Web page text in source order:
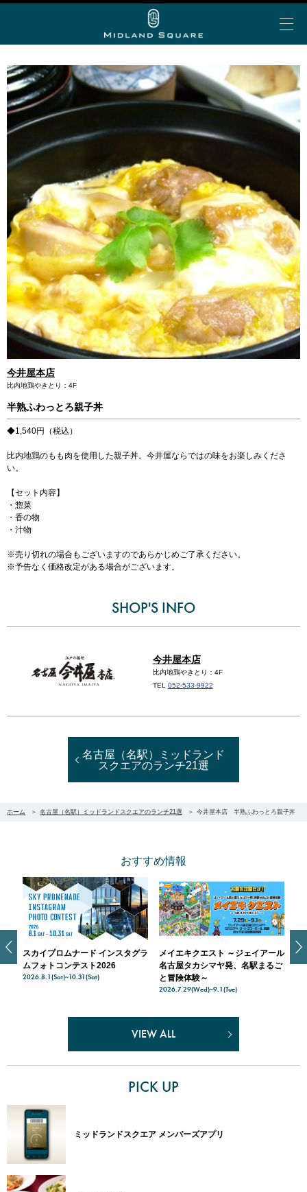
イベント＆トピックス
お知らせ
ビアガーデン
My Story vol.69 デジタ
ルブック
アトリウムコンサート
ミッドランド 夏グルメ
ミッドランド ランチ
ミッドランド 会食・接待
こだわりの手土産
半券de得シネマ＆ゴールド/プラチナ会員限定サービ
ス
大人のブライダル
Web MyStory
ミッドランド スクエア プレミアムマガジンにWeb版
が登場しました！
広報ブログ
イベント情報、ショップ最新情報を中心に様々な角度
からミッドランドを綴ってまいります。
ショップ＆レストランを探す
フロアで探す
カテゴリで探す
50音で探す
ショップ＆レストラン最新情報
ショップ&レストラン
ミッドランド スクエア シネマ
トヨタ自動車ショールーム
スカイプロムナード
スカイホールそら
ミッドランドホール・会議室
展示アート
銀行・証券・ATM 旅行代理店
クリニック
その他オフィス
公共交通機関でお越しの方
車でお越しの方
空港からお越しの方
自転車でお越しの方
駐車場・駐輪場
パブリックサービス
駐車場・駐輪場
エレベーター・エスカレーター
トップ
ランク別サービス内容
ご登録手順
Q＆A（よくあるご質問）
お問い合わせ
総合インフォメーション
イベントスペース
取材・プレスリリース
店舗スタッフ募集
その他お問い合わせ一覧
日本語
今井屋本店
比内地鶏やきとり：4F
半熟ふわっとろ親子丼
◆1,540円（税込）
比内地鶏のもも肉を使用した親子丼。今井屋ならではの味をお楽しみくださ
い。
【セット内容】
・惣菜
・香の物
・汁物
※売り切れの場合もございますのであらかじめご了承ください。
※予告なく価格改定がある場合がございます。
SHOP'S INFO
今井屋本店
比内地鶏やきとり：4F
TEL 052-533-9922
名古屋（名駅）ミッドランド
スクエアのランチ21選
ホーム 名古屋（名駅）ミッドランドスクエアのランチ21選 今井屋本店 半熟ふわっとろ親子丼
おすすめ情報
スカイプロムナード インスタグラ
ムフォトコンテスト2026
2026.8.1(Sat)~10.31(Sat)
メイエキクエスト ～ジェイアール
名古屋タカシマヤ発、名駅まるご
と冒険体験～
2026.7.29(Wed)~9.1(Tue)
ス
入
VIEW ALL
PICK UP
ミッドランドスクエア メンバーズアプリ